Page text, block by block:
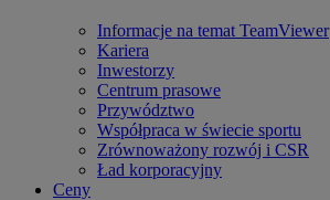
Informacje na temat TeamViewer
Kariera
Inwestorzy
Centrum prasowe
Przywództwo
Współpraca w świecie sportu
Zrównoważony rozwój i CSR
Ład korporacyjny
Ceny